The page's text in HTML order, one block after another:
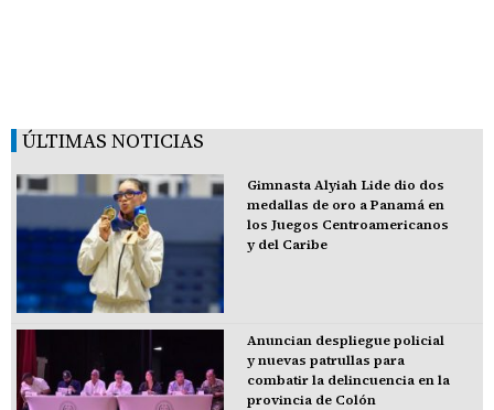
ÚLTIMAS NOTICIAS
Gimnasta Alyiah Lide dio dos
medallas de oro a Panamá en
los Juegos Centroamericanos
y del Caribe
Anuncian despliegue policial
y nuevas patrullas para
combatir la delincuencia en la
provincia de Colón